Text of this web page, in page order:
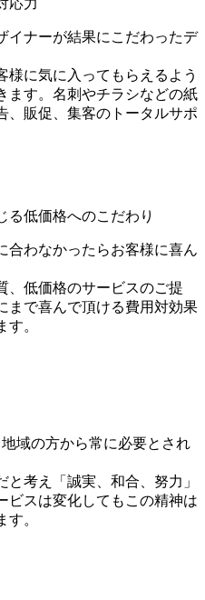
応力
イナーが結果にこだわったデ
様に気に入ってもらえるよう
ます。名刺やチラシなどの紙
、販促、集客のトータルサポ
る低価格へのこだわり
合わなかったらお客様に喜ん
、低価格のサービスのご提
まで喜んで頂ける費用対効果
。
域の方から常に必要とされ
考え「誠実、和合、努力」
ビスは変化してもこの精神は
。